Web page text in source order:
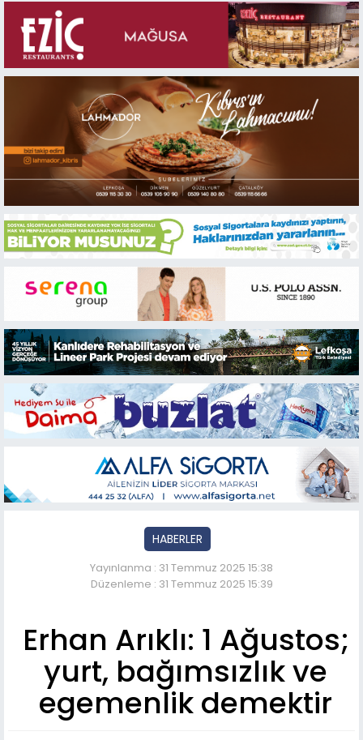
HABERLER
Yayınlanma : 31 Temmuz 2025 15:38
Düzenleme : 31 Temmuz 2025 15:39
Erhan Arıklı: 1 Ağustos;
yurt, bağımsızlık ve
egemenlik demektir